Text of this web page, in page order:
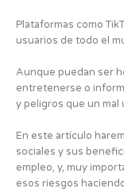
Plataformas como
usuarios de todo el
Aunque puedan ser
entretenerse o
y peligros que un mal
En este artículo
sociales y sus
empleo, y, muy
esos riesgos